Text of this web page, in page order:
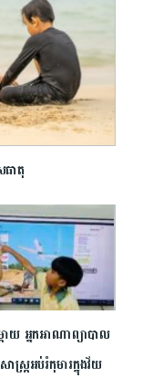
ធាតុ
ាយ អ្នក​អាណាព្យាបាល
ាស្រ្ត​អប់រំកុមារ​ក្នុងវ័យ​